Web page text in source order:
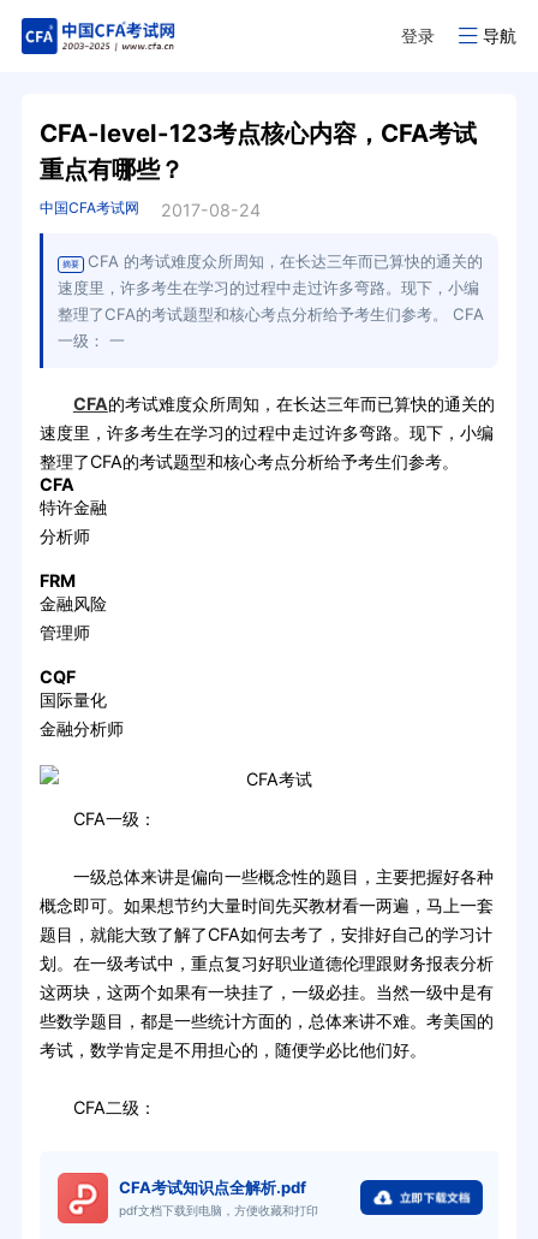
登录 导航
CFA-level-123考点核心内容，CFA考试
重点有哪些？
中国CFA考试网 2017-08-24
摘要
CFA 的考试难度众所周知，在长达三年而已算快的通关的
速度里，许多考生在学习的过程中走过许多弯路。现下，小编
整理了CFA的考试题型和核心考点分析给予考生们参考。 CFA
一级： 一
CFA的考试难度众所周知，在长达三年而已算快的通关的
速度里，许多考生在学习的过程中走过许多弯路。现下，小编
整理了CFA的考试题型和核心考点分析给予考生们参考。
CFA
特许金融
分析师
FRM
金融风险
管理师
CQF
国际量化
金融分析师
CFA一级：
一级总体来讲是偏向一些概念性的题目，主要把握好各种
概念即可。如果想节约大量时间先买教材看一两遍，马上一套
题目，就能大致了解了CFA如何去考了，安排好自己的学习计
划。在一级考试中，重点复习好职业道德伦理跟财务报表分析
这两块，这两个如果有一块挂了，一级必挂。当然一级中是有
些数学题目，都是一些统计方面的，总体来讲不难。考美国的
考试，数学肯定是不用担心的，随便学必比他们好。
CFA二级：
CFA考试知识点全解析.pdf
pdf文档下载到电脑，方便收藏和打印